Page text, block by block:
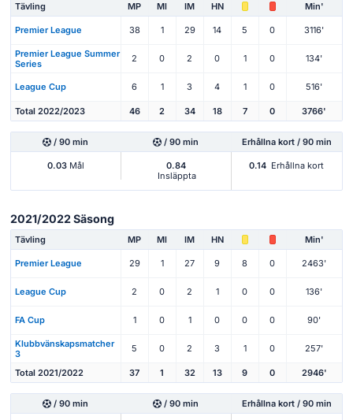
Tävling MP Ml IM HN Min'
Premier League 38 1 29 14 5 0 3116'
Premier League Summer
Series
2 0 2 0 1 0 134'
League Cup 6 1 3 4 1 0 516'
Total 2022/2023 46 2 34 18 7 0 3766'
/ 90 min / 90 min Erhållna kort / 90 min
0.03Mål
0.84
Insläppta
0.14 Erhållna kort
2021/2022 Säsong
Tävling MP Ml IM HN Min'
Premier League 29 1 27 9 8 0 2463'
League Cup 2 0 2 1 0 0 136'
FA Cup 1 0 1 0 0 0 90'
Klubbvänskapsmatcher
3
5 0 2 3 1 0 257'
Total 2021/2022 37 1 32 13 9 0 2946'
/ 90 min / 90 min Erhållna kort / 90 min